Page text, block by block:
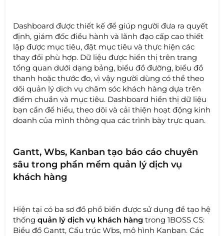
Dashboard được thiết kế để giúp người đưa ra quyết
định, giám đốc điều hành và lãnh đạo cấp cao thiết
lập được mục tiêu, đặt mục tiêu và thực hiện các
thay đổi phù hợp. Dữ liệu được hiển thị trên trang
tổng quan dưới dạng bảng, biểu đồ đường, biểu đồ
thanh hoặc thước đo, vì vậy người dùng có thể theo
dõi quản lý dịch vụ chăm sóc khách hàng dựa trên
điểm chuẩn và mục tiêu. Dashboard hiển thị dữ liệu
bạn cần để hiểu, theo dõi và cải thiện hoạt động kinh
doanh của mình thông qua các trình bày trực quan.
Gantt, Wbs, Kanban tạo báo cáo chuyên
sâu trong phần mềm quản lý dịch vụ
khách hàng
Hiện tại có ba sơ đồ phổ biến được sử dụng để tạo hệ
thốngquản lý dịch vụ khách hàng trong 1BOSS CS:
Biểu đồ Gantt, Cấu trúc Wbs, mô hình Kanban. Các